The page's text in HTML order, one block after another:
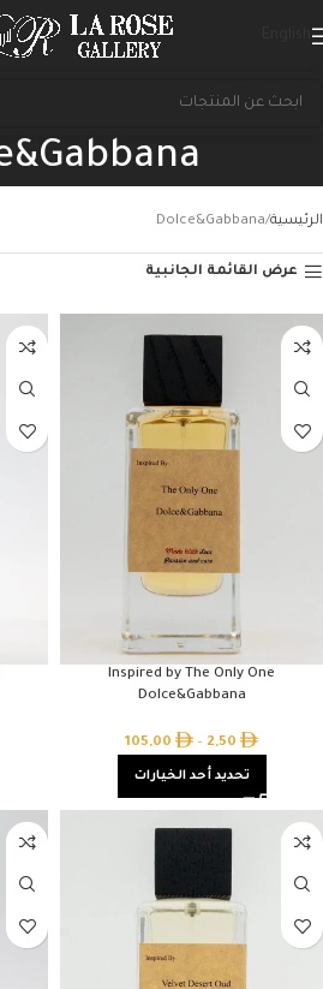
الرئيسية Dolce&Gabbana
عرض القائمة الجانبية
Inspired by The Only One
Dolce&Gabbana
2,50
–
105,00
تحديد أحد الخيارات